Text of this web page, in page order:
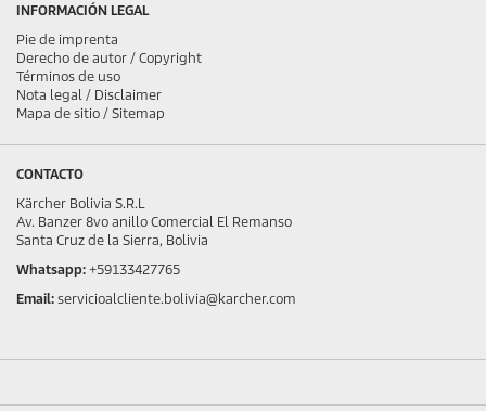
INFORMACIÓN LEGAL
Pie de imprenta
Derecho de autor / Copyright
Términos de uso
Nota legal / Disclaimer
Mapa de sitio / Sitemap
CONTACTO
Kärcher Bolivia S.R.L
Av. Banzer 8vo anillo Comercial El Remanso
Santa Cruz de la Sierra, Bolivia
Whatsapp: +59133427765
Email: servicioalcliente.bolivia@karcher.com